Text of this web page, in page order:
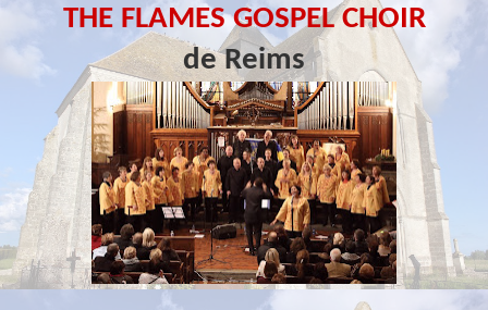
THE FLAMES GOSPEL CHOIR
de Reims